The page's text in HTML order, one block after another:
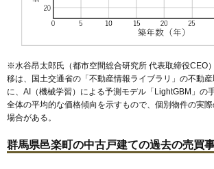
※水谷昂太郎氏（都市空間総合研究所 代表取締役CEO
移は、国土交通省の「 不動産情報ライブラリ 」の不動
に、AI（機械学習）による予測モデル「LightGBM」の
全体の平均的な価格傾向を示すもので、個別物件の実
場合がある。
群馬県邑楽町の中古戸建ての過去の売買